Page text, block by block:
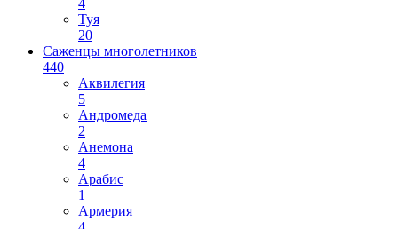
4
Туя
20
Саженцы многолетников
440
Аквилегия
5
Андромеда
2
Анемона
4
Арабис
1
Армерия